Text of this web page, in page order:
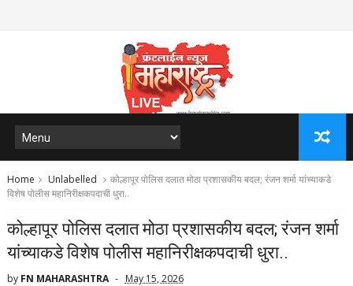
Home Unlabelled
कोल्हापूर पोलिस दलात मोठा प्रशासकीय बदल; रंजन शर्मा यांच्याकडे
विशेष पोलीस महानिरीक्षकपदाची धुरा..
कोल्हापूर पोलिस दलात मोठा प्रशासकीय बदल; रंजन शर्मा
यांच्याकडे विशेष पोलीस महानिरीक्षकपदाची धुरा..
by FN MAHARASHTRA May 15, 2026